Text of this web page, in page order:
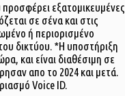
εξατομικευμένες
σε σένα και στις
ή περιορισμένο
δικτύου. *Η υποστήριξη
και είναι διαθέσιμη σε
απο το 2024 και μετά.
Voice ID.